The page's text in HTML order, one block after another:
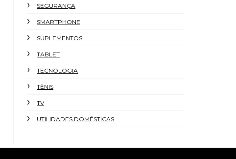
SEGURANÇA
SMARTPHONE
SUPLEMENTOS
TABLET
TECNOLOGIA
TÊNIS
TV
UTILIDADES DOMÉSTICAS